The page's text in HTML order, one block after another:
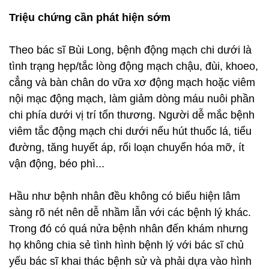
Triệu chứng cần phát hiện sớm
Theo bác sĩ Bùi Long, bệnh động mạch chi dưới là
tình trạng hẹp/tắc lòng động mạch chậu, đùi, khoeo,
cẳng và bàn chân do vữa xơ động mạch hoặc viêm
nội mạc động mạch, làm giảm dòng máu nuôi phần
chi phía dưới vị trí tổn thương. Người dễ mắc bệnh
viêm tắc động mạch chi dưới nếu hút thuốc lá, tiểu
đường, tăng huyết áp, rối loạn chuyển hóa mỡ, ít
vận động, béo phì...
Hầu như bệnh nhân đều không có biểu hiện lâm
sàng rõ nét nên dễ nhầm lẫn với các bệnh lý khác.
Trong đó có quá nửa bệnh nhân đến khám nhưng
họ không chia sẻ tình hình bệnh lý với bác sĩ chủ
yếu bác sĩ khai thác bệnh sử và phải dựa vào hình